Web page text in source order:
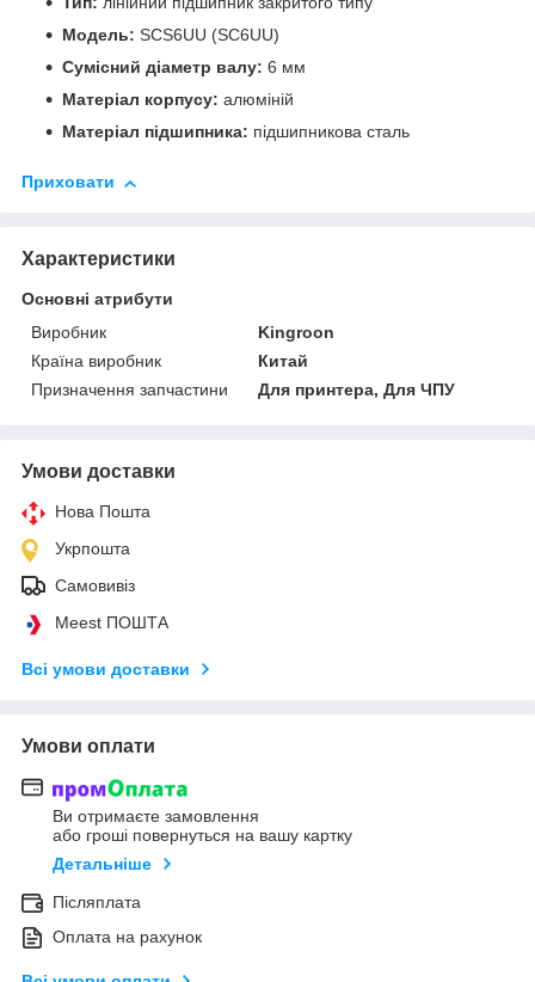
Модель: SCS6UU (SC6UU)
Сумісний діаметр валу: 6 мм
Матеріал корпусу: алюміній
Матеріал підшипника: підшипникова сталь
Приховати
Характеристики
Основні атрибути
Виробник
Kingroon
Країна виробник
Китай
Призначення запчастини
Для принтера, Для ЧПУ
Умови доставки
Нова Пошта
Укрпошта
Самовивіз
Meest ПОШТА
Всі умови доставки
Умови оплати
Ви отримаєте замовлення
або гроші повернуться на вашу картку
Детальніше
Післяплата
Оплата на рахунок